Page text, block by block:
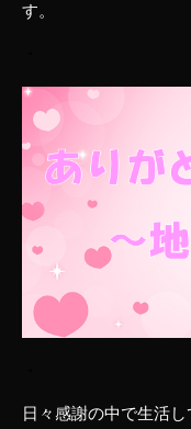
す。
日々感謝の中で生活